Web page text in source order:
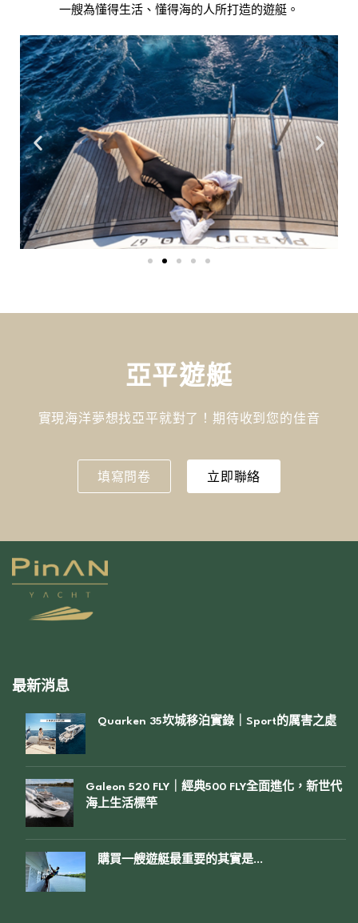
一艘為懂得生活、懂得海的人所打造的遊艇。
亞平遊艇
實現海洋夢想找亞平就對了！期待收到您的佳音
填寫問卷 立即聯絡
最新消息
Quarken 35坎城移泊實錄｜Sport的厲害之處
Galeon 520 FLY｜經典500 FLY全面進化，新世代
海上生活標竿
購買一艘遊艇最重要的其實是…